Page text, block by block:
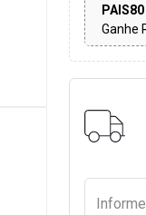
PAIS80
Ganhe